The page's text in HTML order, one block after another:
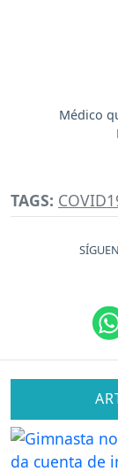
Médico
TAGS: